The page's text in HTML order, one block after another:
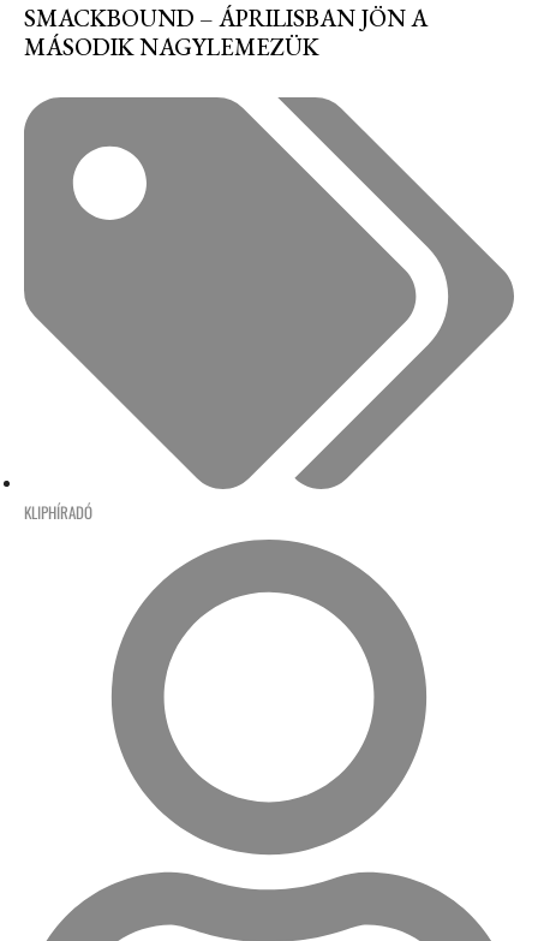
SMACKBOUND – ÁPRILISBAN JÖN A
MÁSODIK NAGYLEMEZÜK
KLIPHÍRADÓ